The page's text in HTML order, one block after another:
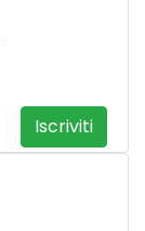
Iscriviti